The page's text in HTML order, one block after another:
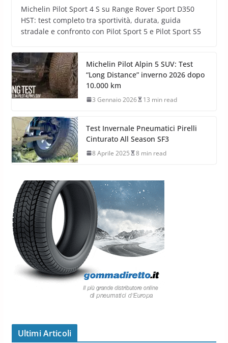
Michelin Pilot Sport 4 S su Range Rover Sport D350
HST: test completo tra sportività, durata, guida
stradale e confronto con Pilot Sport 5 e Pilot Sport S5
Michelin Pilot Alpin 5 SUV: Test
“Long Distance” inverno 2026 dopo
10.000 km
3 Gennaio 2026 13 min read
Test Invernale Pneumatici Pirelli
Cinturato All Season SF3
8 Aprile 2025 8 min read
Ultimi Articoli